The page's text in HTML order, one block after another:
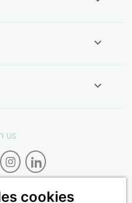
cookies
us